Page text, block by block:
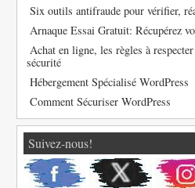
Six outils antifraude pour vérifier,
Arnaque Essai Gratuit: Récupérez
Achat en ligne, les règles à
sécurité
Hébergement Spécialisé WordPress
Comment Sécuriser WordPress
Suivez-nous!